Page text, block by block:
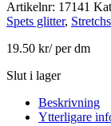
Artikelnr: 17141
Spets glitter,
19.50 kr/ per dm
Slut i lager
Beskrivning
Ytterligare